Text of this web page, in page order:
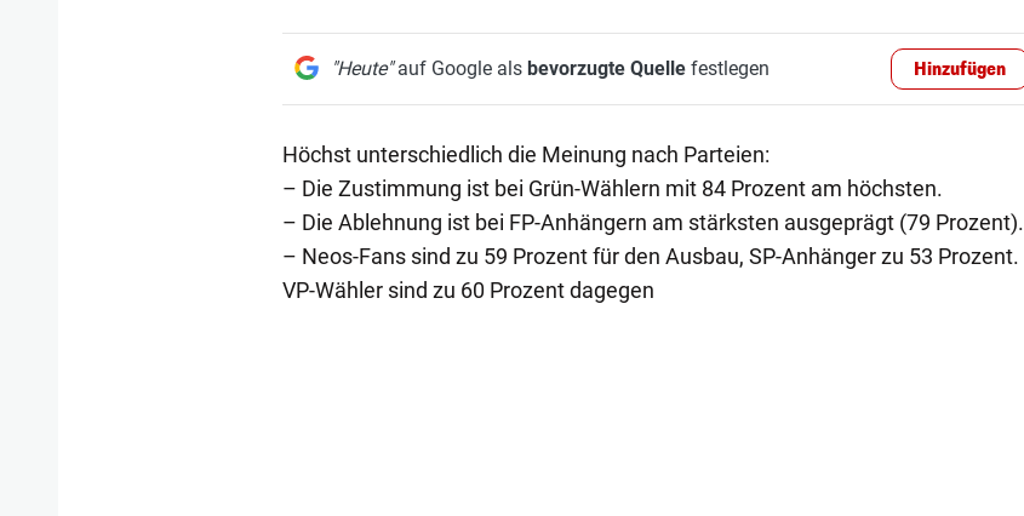
"Heute"auf Google als bevorzugte Quellefestlegen Hinzufügen
Höchst unterschiedlich die Meinung nach Parteien:
– Die Zustimmung ist bei Grün-Wählern mit 84 Prozent am höchsten.
– Die Ablehnung ist bei FP-Anhängern am stärksten ausgeprägt (79 Prozent).
– Neos-Fans sind zu 59 Prozent für den Ausbau, SP-Anhänger zu 53 Prozent.
VP-Wähler sind zu 60 Prozent dagegen